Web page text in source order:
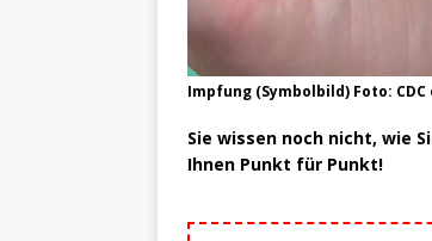
Impfung (Symbolbild) Foto: CDC
Sie wissen noch nicht, wie
Ihnen Punkt für Punkt!